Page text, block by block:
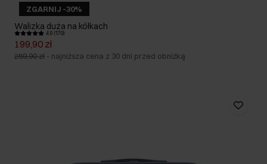
ZGARNIJ -30%
Walizka duża na kółkach
4.9 (170)
199,90 zł
259,90 zł - najniższa cena z 30 dni przed obniżką